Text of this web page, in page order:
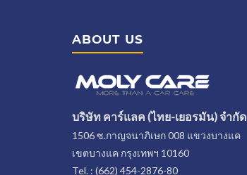
ABOUT US
บริษัท คาร์แลค (ไทย-เยอรมัน) จำกัด
1506 ซ.กาญจนาภิเษก 008 แขวงบางแค
เขตบางแค กรุงเทพฯ 10160
Tel. : (662) 454-2876-80